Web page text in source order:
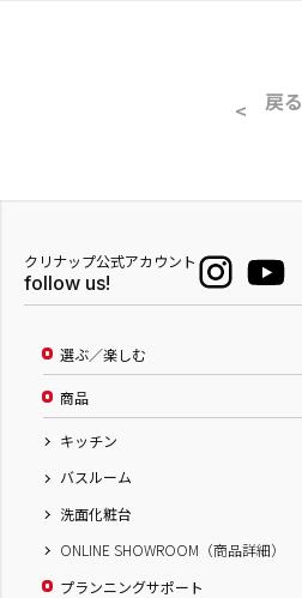
戻る
クリナップ公式アカウント
follow us!
選ぶ／楽しむ
商品
キッチン
バスルーム
洗面化粧台
ONLINE SHOWROOM（商品詳細）
プランニングサポート